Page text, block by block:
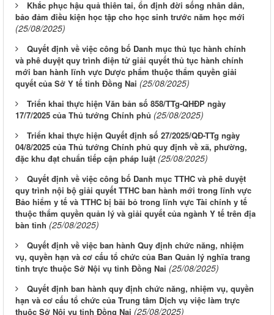
Khắc phục hậu quả thiên tai, ổn định đời sống nhân dân,
bảo đảm điều kiện học tập cho học sinh trước năm học mới
(25/08/2025)
Quyết định về việc công bố Danh mục thủ tục hành chính
và phê duyệt quy trình điện tử giải quyết thủ tục hành chính
mới ban hành lĩnh vực Dược phẩm thuộc thẩm quyền giải
quyết của Sở Y tế tỉnh Đồng Nai (25/08/2025)
Triển khai thực hiện Văn bản số 858/TTg-QHĐP ngày
17/7/2025 của Thủ tướng Chính phủ (25/08/2025)
Triển khai thực hiện Quyết định số 27/2025/QĐ-TTg ngày
04/8/2025 của Thủ tướng Chính phủ quy định về xã, phường,
đặc khu đạt chuẩn tiếp cận pháp luật (25/08/2025)
Quyết định về việc công bố Danh mục TTHC và phê duyệt
quy trình nội bộ giải quyết TTHC ban hành mới trong lĩnh vực
Bảo hiểm y tế và TTHC bị bãi bỏ trong lĩnh vực Tài chính y tế
thuộc thẩm quyền quản lý và giải quyết của ngành Y tế trên địa
bàn tỉnh (25/08/2025)
Quyết định về việc ban hành Quy định chức năng, nhiệm
vụ, quyền hạn và cơ cấu tổ chức của Ban Quản lý nghĩa trang
tỉnh trực thuộc Sở Nội vụ tỉnh Đồng Nai (25/08/2025)
Quyết định ban hành quy định chức năng, nhiệm vụ, quyền
hạn và cơ cấu tổ chức của Trung tâm Dịch vụ việc làm trực
thuộc Sở Nội vụ tỉnh Đồng Nai (25/08/2025)